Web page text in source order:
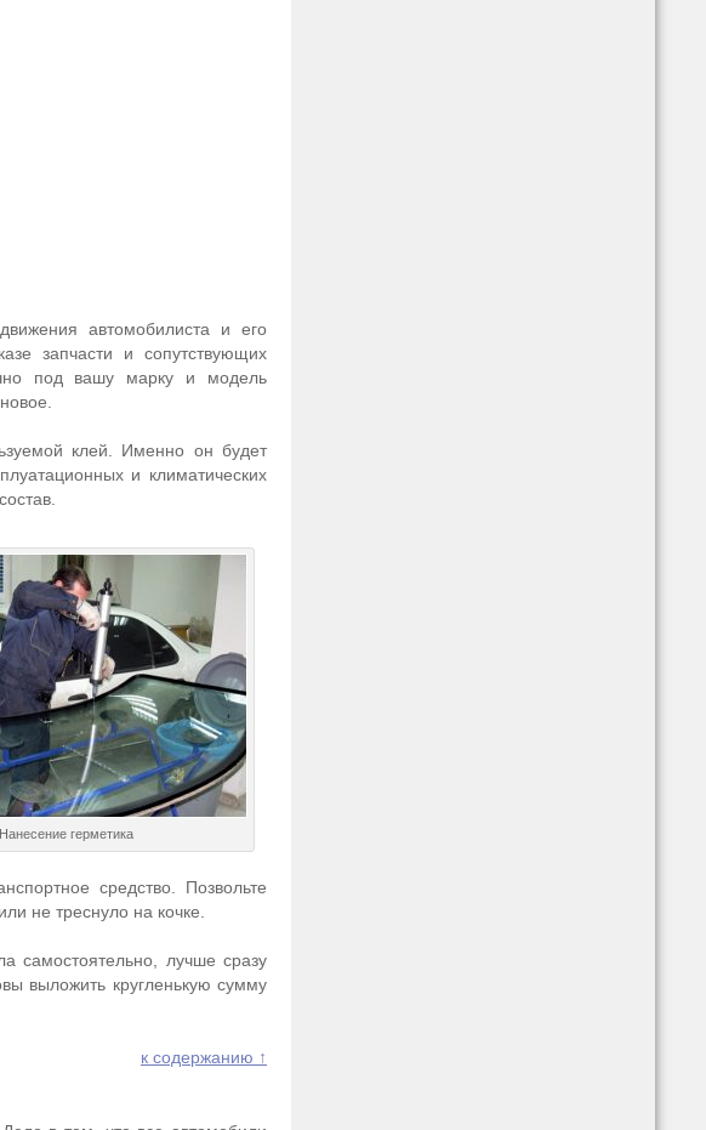
автомобилиста и его
запчасти и сопутствующих
под вашу марку и модель
клей. Именно он будет
и климатических
Нанесение герметика
средство. Позвольте
не треснуло на кочке.
самостоятельно, лучше сразу
выложить кругленькую сумму
к содержанию ↑